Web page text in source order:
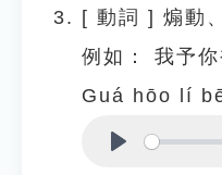
[ 動詞 ] 煽動
例如：
我予你
Guá hōo lí